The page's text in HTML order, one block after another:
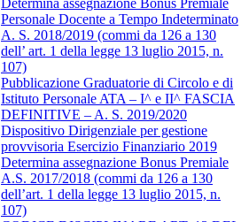
Determina assegnazione Bonus Premiale
Personale Docente a Tempo Indeterminato
A. S. 2018/2019 (commi da 126 a 130
dell’ art. 1 della legge 13 luglio 2015, n.
107)
Pubblicazione Graduatorie di Circolo e di
Istituto Personale ATA – I^ e II^ FASCIA
DEFINITIVE – A. S. 2019/2020
Dispositivo Dirigenziale per gestione
provvisoria Esercizio Finanziario 2019
Determina assegnazione Bonus Premiale
A.S. 2017/2018 (commi da 126 a 130
dell’art. 1 della legge 13 luglio 2015, n.
107)